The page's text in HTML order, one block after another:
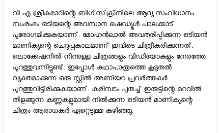
വി എ ശ്രീകുമാറിന്റെ ബിഗ്‌സ്‌ക്രീനിലെ ആദ്യ സംവിധാനം
സംരംഭം ഒടിയന്റെ അവസാന ഷെഡ്യൂള്‍ പാലക്കാട്
പുരോഗമിക്കുകയാണ്. മോഹന്‍ലാല്‍ അവതരിപ്പിക്കുന്ന ഒടിയന്‍
മാണിക്യന്റെ ചെറുപ്പകാലമാണ് ഇവിടെ ചിത്രീകരിക്കുന്നത്.
ലൊക്കേഷനില്‍ നിന്നുള്ള ചിത്രങ്ങളും വിഡിയോകളും നേരത്തേ
പുറത്തുവന്നിട്ടുണ്ട്. ഇപ്പോള്‍ കഥാപാത്രത്തെ കൂടുതല്‍
വ്യക്തമാക്കുന്ന ഒരു സ്റ്റില്‍ അണിയറ പ്രവര്‍ത്തകര്‍
പുറത്തുവിട്ടിരിക്കുകയാണ്. കരിമ്പടം പുതച്ച് ഇരുട്ടിന്റെ മറവില്‍
തിളങ്ങുന്ന കണ്ണുകളുമായി നില്‍ക്കുന്ന ഒടിയന്‍ മാണിക്യന്റെ
ചിത്രം ആരാധകര്‍ ഏറ്റെടുത്തു കഴിഞ്ഞു.